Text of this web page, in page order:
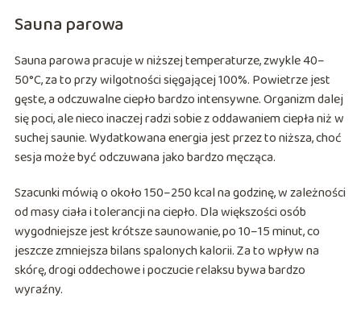
Sauna parowa
Sauna parowa pracuje w niższej temperaturze, zwykle 40–
50°C, za to przy wilgotności sięgającej 100%. Powietrze jest
gęste, a odczuwalne ciepło bardzo intensywne. Organizm dalej
się poci, ale nieco inaczej radzi sobie z oddawaniem ciepła niż w
suchej saunie. Wydatkowana energia jest przez to niższa, choć
sesja może być odczuwana jako bardzo męcząca.
Szacunki mówią o około 150–250 kcal na godzinę, w zależności
od masy ciała i tolerancji na ciepło. Dla większości osób
wygodniejsze jest krótsze saunowanie, po 10–15 minut, co
jeszcze zmniejsza bilans spalonych kalorii. Za to wpływ na
skórę, drogi oddechowe i poczucie relaksu bywa bardzo
wyraźny.